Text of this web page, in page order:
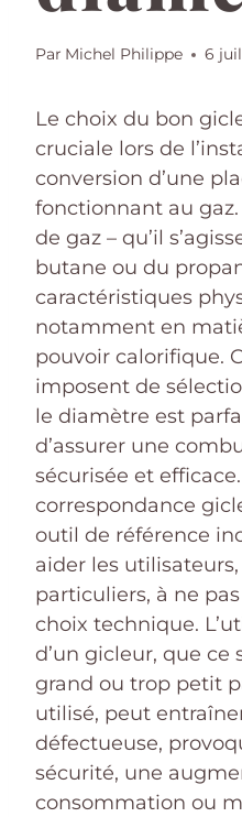
Par Michel Philippe 6
Le choix du bon
cruciale lors de
conversion d’une
fonctionnant au
de gaz – qu’il
butane ou du
caractéristiques
notamment en
pouvoir calorifique.
imposent de
le diamètre est
d’assurer une
sécurisée et
correspondance
outil de référence
aider les
particuliers, à ne
choix technique.
d’un gicleur, que
grand ou trop petit
utilisé, peut
défectueuse,
sécurité, une
consommation ou